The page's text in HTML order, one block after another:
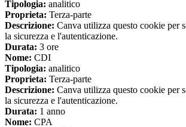
Tipologia: analitico
Proprieta: Terza-parte
Descrizione: Canva utilizza questo cookie per
la sicurezza e l'autenticazione.
Durata: 3 ore
Nome: CDI
Tipologia: analitico
Proprieta: Terza-parte
Descrizione: Canva utilizza questo cookie per
la sicurezza e l'autenticazione.
Durata: 1 anno
Nome: CPA